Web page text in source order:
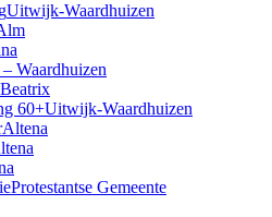
Uitwijk-Waardhuizen
Waardhuizen
Beatrix
60+Uitwijk-Waardhuizen
Altena
Protestantse Gemeente